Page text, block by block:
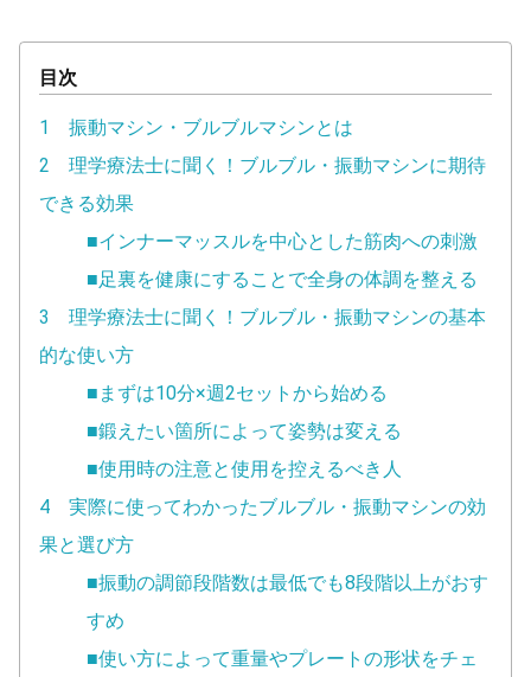
目次
1 振動マシン・ブルブルマシンとは
2 理学療法士に聞く！ブルブル・振動マシンに期待
できる効果
■インナーマッスルを中心とした筋肉への刺激
■足裏を健康にすることで全身の体調を整える
3 理学療法士に聞く！ブルブル・振動マシンの基本
的な使い方
■まずは10分×週2セットから始める
■鍛えたい箇所によって姿勢は変える
■使用時の注意と使用を控えるべき人
4 実際に使ってわかったブルブル・振動マシンの効
果と選び方
■振動の調節段階数は最低でも8段階以上がおす
すめ
■使い方によって重量やプレートの形状をチェ